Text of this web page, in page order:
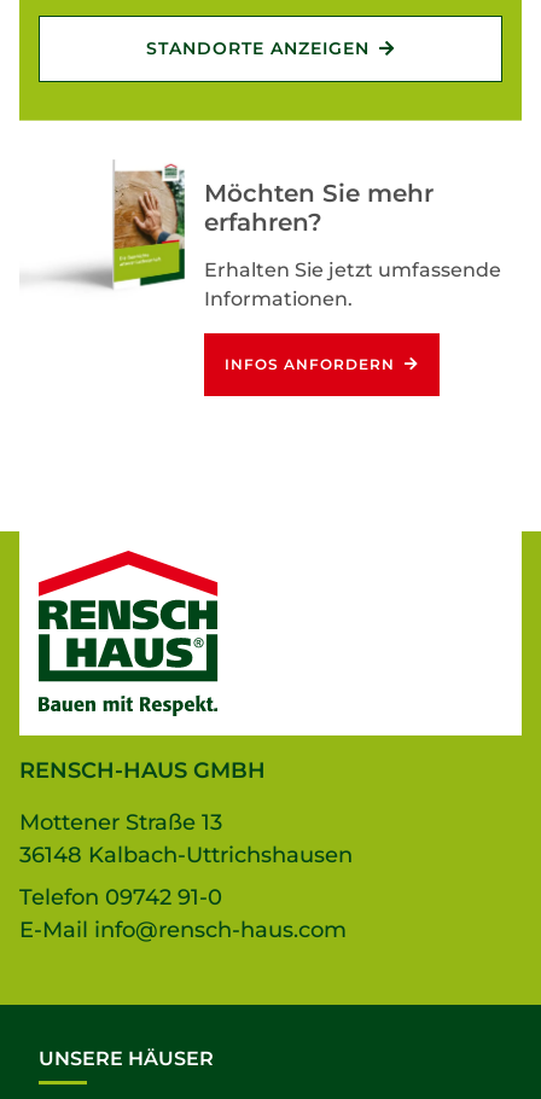
STANDORTE ANZEIGEN
Möchten Sie mehr
erfahren?
Erhalten Sie jetzt umfassende
Informationen.
INFOS ANFORDERN
RENSCH-HAUS GMBH
Mottener Straße 13
36148 Kalbach-Uttrichshausen
Telefon 09742 91-0
E-Mail info@rensch-haus.com
UNSERE HÄUSER